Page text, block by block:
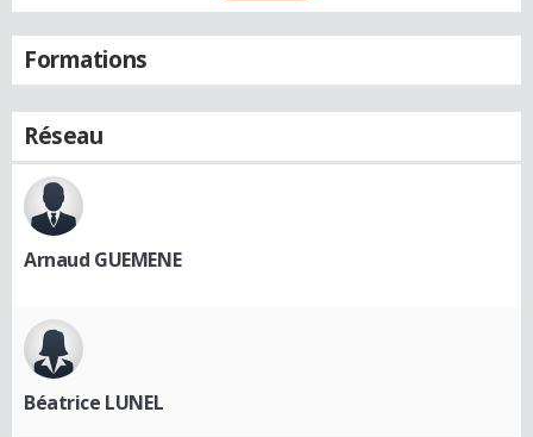
Formations
Réseau
Arnaud GUEMENE
Béatrice LUNEL